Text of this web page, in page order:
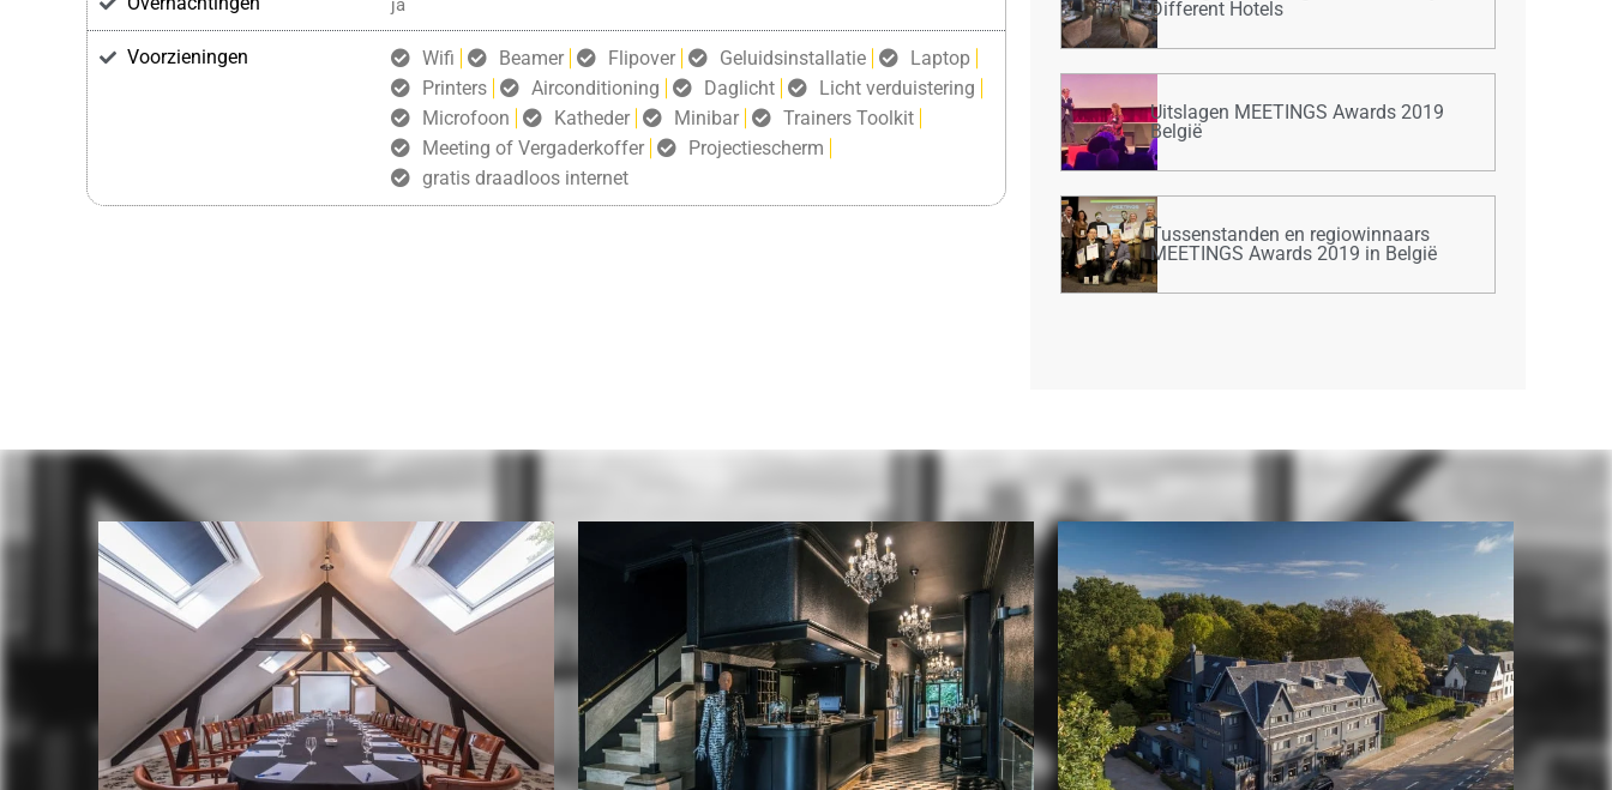
ja
Voorzieningen Wifi Beamer Flipover Geluidsinstallatie
Laptop
Printers
Airconditioning Daglicht
Licht verduistering
Microfoon
Katheder Minibar
Trainers Toolkit
Meeting of Vergaderkoffer
Projectiescherm
gratis draadloos internet
Different Hotels
Uitslagen MEETINGS Awards 2019
België
Tussenstanden en regiowinnaars
MEETINGS Awards 2019 in België